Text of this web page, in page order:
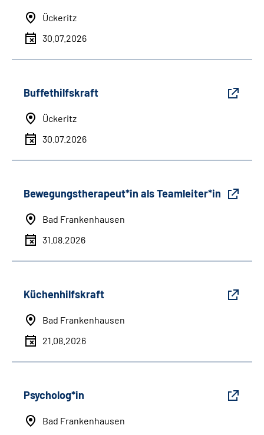
Ückeritz
30.07.2026
Buffethilfskraft
Ückeritz
30.07.2026
Bewegungstherapeut*in als Teamleiter*in
Bad Frankenhausen
31.08.2026
Küchenhilfskraft
Bad Frankenhausen
21.08.2026
Psycholog*in
Bad Frankenhausen